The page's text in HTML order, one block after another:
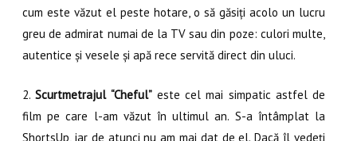
cum este văzut el peste hotare, o să găsiți acolo un lucru
greu de admirat numai de la TV sau din poze: culori multe,
autentice și vesele și apă rece servită direct din uluci.
2.Scurtmetrajul “Cheful”este cel mai simpatic astfel de
film pe care l-am văzut în ultimul an. S-a întâmplat la
ShortsUp, iar de atunci nu am mai dat de el. Dacă îl vedeți